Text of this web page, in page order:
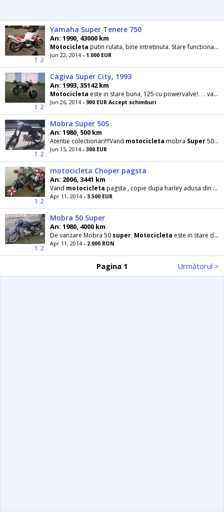
1 2
Yamaha Super Tenere 750
An: 1990, 43000 km
Motocicleta putin rulata, bine intretinuta. Stare functionala si optica foarte buna.
Jun 22, 2014 - 1.000 EUR
1 2
Cagiva Super City, 1993
An: 1993, 35142 km
Motocicleta este in stare buna, 125 cu powervalve!. . . variante si cu masina inmatriculata!
Jun 26, 2014 - 900 EUR Accept schimburi
1 2
Mobra Super 50S
An: 1980, 500 km
Atentie colectionari!!!Vand motocicleta mobra Super50, stare perfecta, nu a fost rulata, acte
Jun 15, 2014 - 300 EUR
1 2
motocicleta Choper pagsta
An: 2006, 3441 km
Vand motocicleta pagsta , copie dupa harley adusa din australia , imatriculata in romania cu actele
Apr 11, 2014 - 3.500 EUR
1 2
Mobra 50 Super
An: 1980, 4000 km
De vanzare Mobra 50 super. Motocicleta este in stare de functionare, este completa
Apr 11, 2014 - 2.000 RON
Pagina 1 Următorul >